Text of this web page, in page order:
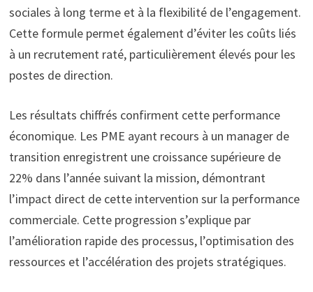
sociales à long terme et à la flexibilité de l’engagement.
Cette formule permet également d’éviter les coûts liés
à un recrutement raté, particulièrement élevés pour les
postes de direction.
Les résultats chiffrés confirment cette performance
économique. Les PME ayant recours à un manager de
transition enregistrent une croissance supérieure de
22% dans l’année suivant la mission, démontrant
l’impact direct de cette intervention sur la performance
commerciale. Cette progression s’explique par
l’amélioration rapide des processus, l’optimisation des
ressources et l’accélération des projets stratégiques.